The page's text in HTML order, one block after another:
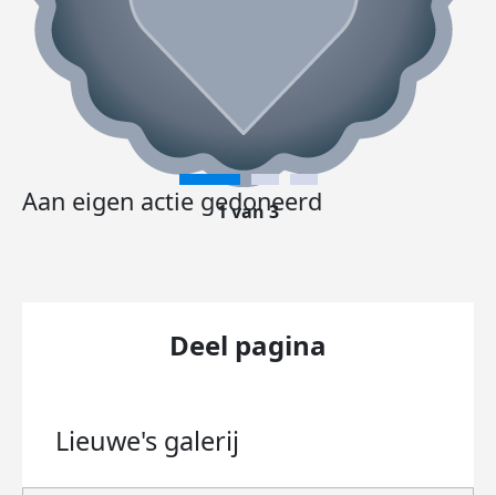
Aan eigen actie gedoneerd
1 van 3
Deel pagina
Lieuwe's galerij